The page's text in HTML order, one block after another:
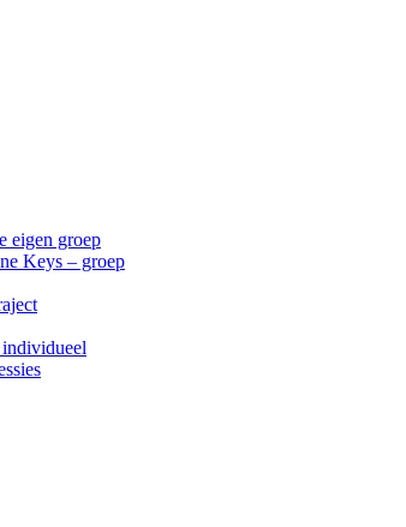
eigen groep
Keys – groep
individueel